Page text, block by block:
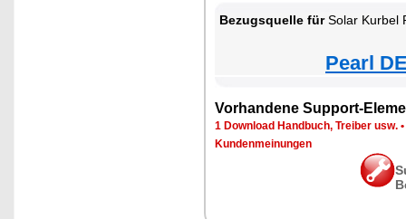
Bezugsquelle fürSolar Kurbel
Pearl
Vorhandene Support-
1 Download Handbuch, Treiber usw. •
Kundenmeinungen